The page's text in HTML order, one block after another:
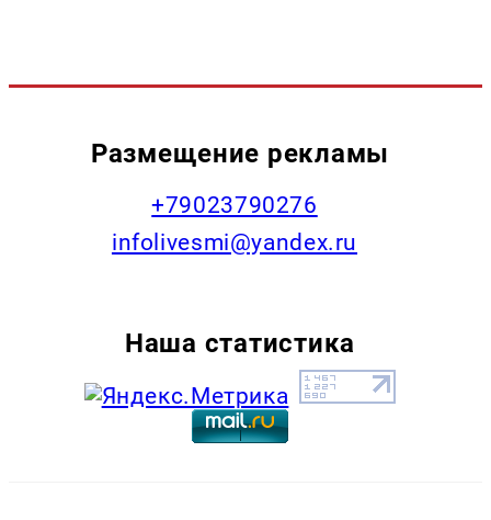
Размещение рекламы
+79023790276
infolivesmi@yandex.ru
Наша статистика